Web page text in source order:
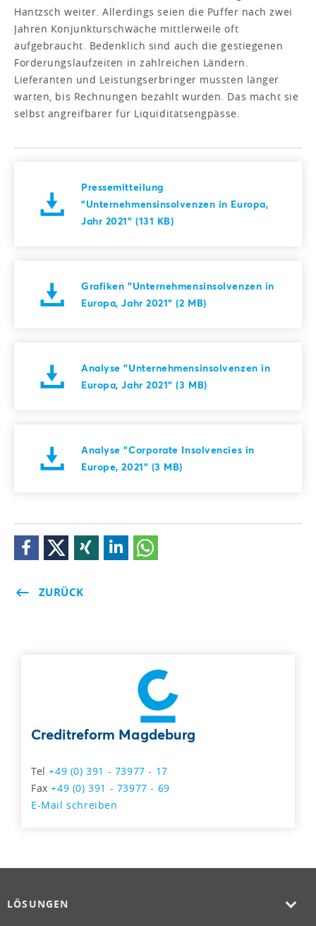
Hantzsch weiter. Allerdings seien die Puffer nach zwei
Jahren Konjunkturschwäche mittlerweile oft
aufgebraucht. Bedenklich sind auch die gestiegenen
Forderungslaufzeiten in zahlreichen Ländern.
Lieferanten und Leistungserbringer mussten länger
warten, bis Rechnungen bezahlt wurden. Das macht sie
selbst angreifbarer für Liquiditätsengpässe.
Pressemitteilung
"Unternehmensinsolvenzen in Europa,
Jahr 2021" (131 KB)
Grafiken "Unternehmensinsolvenzen in
Europa, Jahr 2021" (2 MB)
Analyse "Unternehmensinsolvenzen in
Europa, Jahr 2021" (3 MB)
Analyse "Corporate Insolvencies in
Europe, 2021" (3 MB)
ZURÜCK
Creditreform Magdeburg
Tel+49 (0) 391 - 73977 - 17
Fax+49 (0) 391 - 73977 - 69
E-Mail schreiben
LÖSUNGEN